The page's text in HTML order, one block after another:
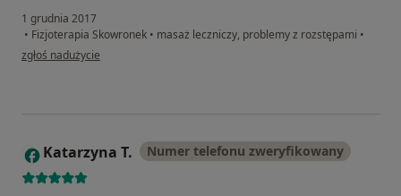
1 grudnia 2017
• Fizjoterapia Skowronek • masaż leczniczy, problemy z rozstępami •
w opinii użytkownika Natalia M.
zgłoś nadużycie
K Katarzyna T. Numer telefonu zweryfikowany